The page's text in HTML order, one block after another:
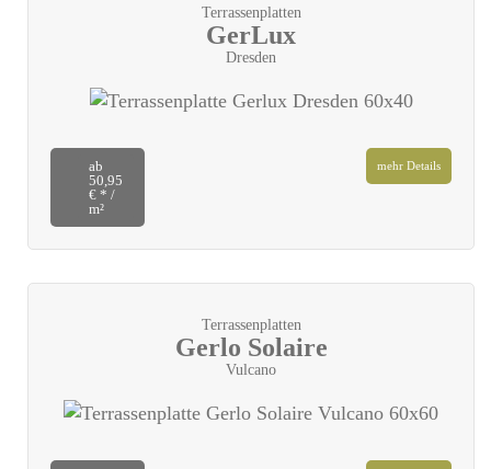
Terrassenplatten
GerLux
Dresden
ab
50,95
€ * /
m²
mehr Details
Terrassenplatten
Gerlo Solaire
Vulcano